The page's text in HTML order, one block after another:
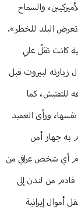
والسماح
تعرض البلد للخطر».
كانت تقلّ علي
زيارته لبيروت قبل
للتفتيش، كما
ورأى العميد
به جهاز أمن
أي شخص عراقي من
من لندن إلى
إيرانية